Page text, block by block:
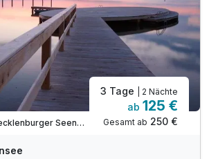
Göhren-Lebbin, Mecklenburger Seenplatte
3 Tage | 2 Nächte
ab 125 €
Gesamt ab 250 €